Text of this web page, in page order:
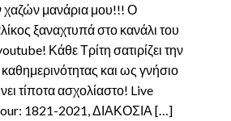
χαζών μανάρια μου!!! Ο
ξαναχτυπά στο κανάλι του
Κάθε Τρίτη σατιρίζει την
και ως γνήσιο
τίποτα ασχολίαστο! Live
1821-2021, ΔΙΑΚΟΣΙΑ […]